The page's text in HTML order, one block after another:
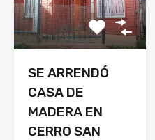
SE ARRENDÓ
CASA DE
MADERA EN
CERRO SAN